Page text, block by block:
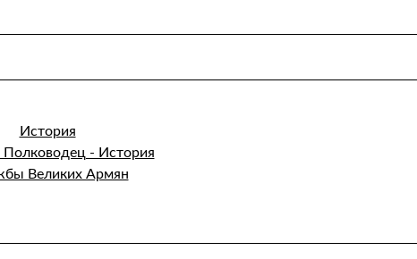
История